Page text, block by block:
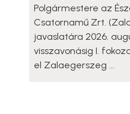
Polgármestere az
Csatornamű Zrt.
javaslatára 2026.
visszavonásig I.
el Zalaegerszeg ...